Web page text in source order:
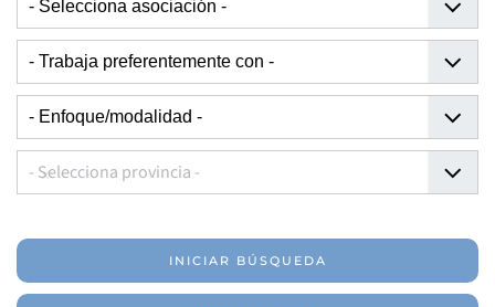
- Selecciona provincia -
INICIAR BÚSQUEDA